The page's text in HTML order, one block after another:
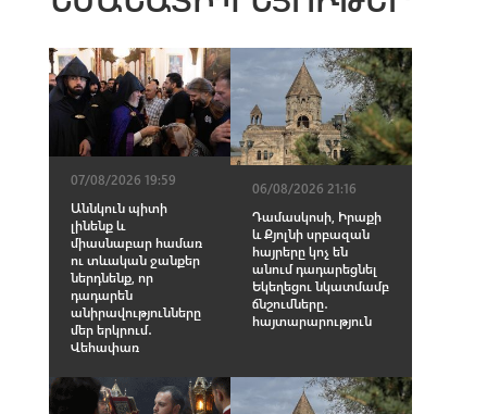
07/08/2026 19:59
Աննկուն պիտի
լինենք և
միասնաբար համառ
ու տևական ջանքեր
ներդնենք, որ
դադարեն
անիրավությունները
մեր երկրում․
Վեհափառ
06/08/2026 21:16
Դամասկոսի, Իրաքի
և Քյոլնի սրբազան
հայրերը կոչ են
անում դադարեցնել
Եկեղեցու նկատմամբ
ճնշումները․
հայտարարություն